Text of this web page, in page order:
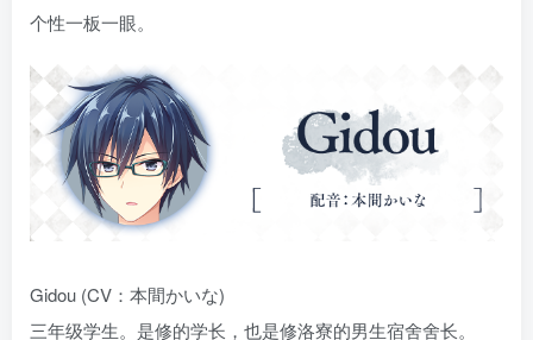
个性一板一眼。
Gidou (CV：本間かいな)
三年级学生。是修的学长，也是修洛寮的男生宿舍舍长。